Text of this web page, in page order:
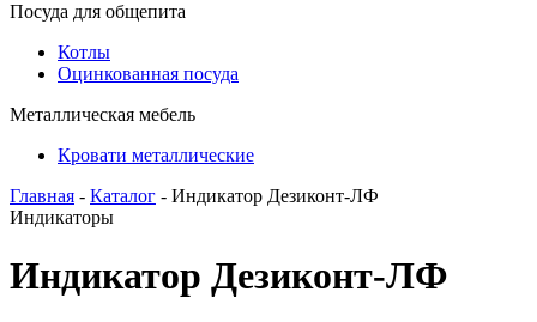
Посуда для общепита
Котлы
Оцинкованная посуда
Металлическая мебель
Кровати металлические
Главная - Каталог - Индикатор Дезиконт-ЛФ
Индикаторы
Индикатор Дезиконт-ЛФ